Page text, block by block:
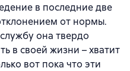
в последние две
от нормы.
она твердо
в своей жизни – хватит
вот пока что эти